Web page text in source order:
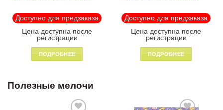
молнии1246
Доступно для предзаказа
Цена доступна после
регистрации
ПОДРОБНЕЕ
пластик на молнии 1215
Доступно для предзаказа
Цена доступна после
регистрации
ПОДРОБНЕЕ
Полезные мелочи